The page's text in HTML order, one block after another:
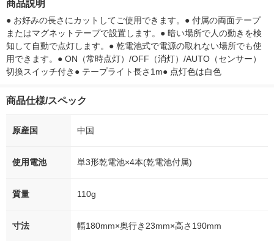
商品説明
● お好みの長さにカットしてご使用できます。● 付属の両面テープ
またはマグネットテープで設置します。● 暗い場所で人の動きを検
知して自動で点灯します。● 乾電池式で電源の取れない場所でも使
用できます。● ON（常時点灯）/OFF（消灯）/AUTO（センサー）
切換スイッチ付き● テープライト長さ1m● 点灯色は白色
商品仕様/スペック
原産国 中国
使用電池 単3形乾電池×4本(乾電池付属)
質量 110g
寸法 幅180mm×奥行き23mm×高さ190mm